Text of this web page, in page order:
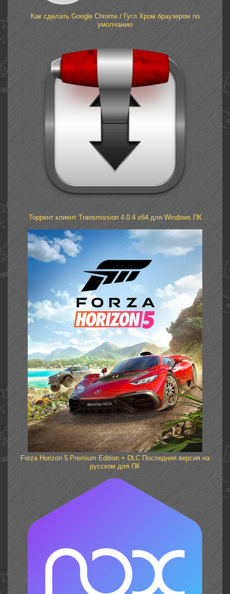
Как сделать Google Chrome / Гугл Хром браузером по
умолчанию
Торрент клиент Transmission 4.0.4 x64 для Windows ПК
Forza Horizon 5 Premium Edition + DLC Последняя версия на
русском для ПК